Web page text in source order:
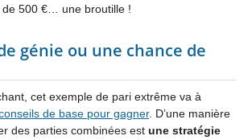
de 500 €… une broutille !
génie ou une chance de
cet exemple de pari extrême va à
de base pour gagner. D’une manière
des parties combinées est une stratégie